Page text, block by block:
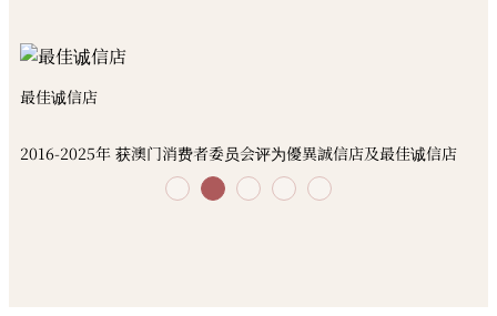
最佳诚信店
2016-2025年 获澳门消费者委员会评为優異誠信店及最佳诚信店